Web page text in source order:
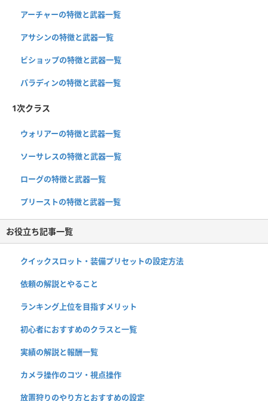
アーチャーの特徴と武器一覧
アサシンの特徴と武器一覧
ビショップの特徴と武器一覧
パラディンの特徴と武器一覧
1次クラス
ウォリアーの特徴と武器一覧
ソーサレスの特徴と武器一覧
ローグの特徴と武器一覧
プリーストの特徴と武器一覧
お役立ち記事一覧
クイックスロット・装備プリセットの設定方法
依頼の解説とやること
ランキング上位を目指すメリット
初心者におすすめのクラスと一覧
実績の解説と報酬一覧
カメラ操作のコツ・視点操作
放置狩りのやり方とおすすめの設定